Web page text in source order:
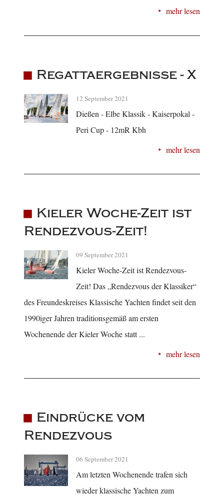
mehr lesen
Regattaergebnisse - X
12 September 2021
Dießen - Elbe Klassik - Kaiserpokal -
Peri Cup - 12mR Kbh
mehr lesen
Kieler Woche-Zeit ist
Rendezvous-Zeit!
09 September 2021
Kieler Woche-Zeit ist Rendezvous-
Zeit! Das „Rendezvous der Klassiker“
des Freundeskreises Klassische Yachten findet seit den
1990iger Jahren traditionsgemäß am ersten
Wochenende der Kieler Woche statt ...
mehr lesen
Eindrücke vom
Rendezvous
06 September 2021
Am letzten Wochenende trafen sich
wieder klassische Yachten zum